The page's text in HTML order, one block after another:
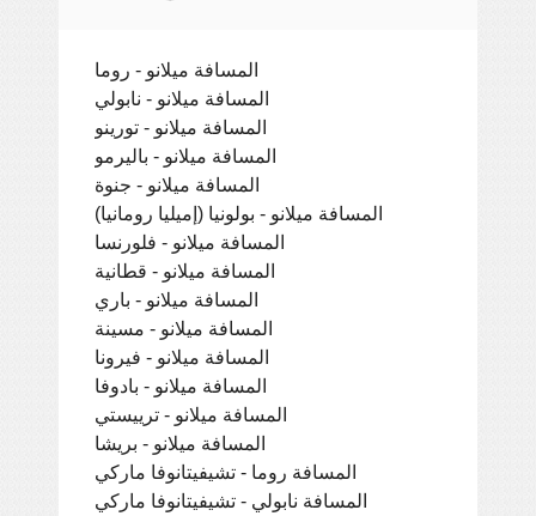
المسافة ميلانو - روما
المسافة ميلانو - نابولي
المسافة ميلانو - تورينو
المسافة ميلانو - باليرمو
المسافة ميلانو - جنوة
المسافة ميلانو - بولونيا (إميليا رومانيا)
المسافة ميلانو - فلورنسا
المسافة ميلانو - قطانية
المسافة ميلانو - باري
المسافة ميلانو - مسينة
المسافة ميلانو - فيرونا
المسافة ميلانو - بادوفا
المسافة ميلانو - ترييستي
المسافة ميلانو - بريشا
المسافة روما - تشيفيتانوفا ماركي
المسافة نابولي - تشيفيتانوفا ماركي